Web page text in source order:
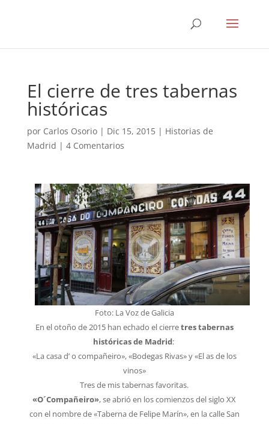
El cierre de tres tabernas
históricas
por Carlos Osorio| Dic 15, 2015| Historias de
Madrid | 4 Comentarios
Foto: La Voz de Galicia
En el otoño de 2015 han echado el cierretres tabernas
históricas de Madrid:
«La casa d’ o compañeiro», «Bodegas Rivas» y «El as de los
vinos»
Tres de mis tabernas favoritas.
«O´Compañeiro», se abrió en los comienzos del siglo XX
con el nombre de «Taberna de Felipe Marín», en la calle San